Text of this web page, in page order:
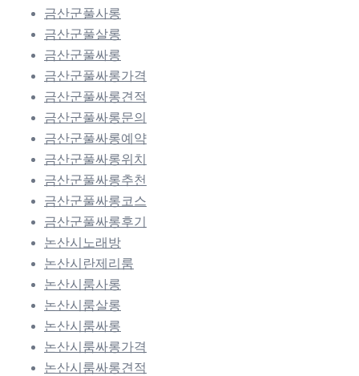
금산군풀사롱
금산군풀살롱
금산군풀싸롱
금산군풀싸롱가격
금산군풀싸롱견적
금산군풀싸롱문의
금산군풀싸롱예약
금산군풀싸롱위치
금산군풀싸롱추천
금산군풀싸롱코스
금산군풀싸롱후기
논산시노래방
논산시란제리룸
논산시룸사롱
논산시룸살롱
논산시룸싸롱
논산시룸싸롱가격
논산시룸싸롱견적